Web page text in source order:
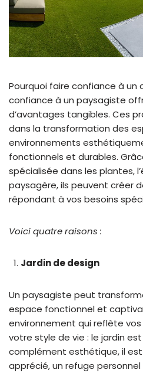
Pourquoi faire confiance à un
confiance à un paysagiste
d’avantages tangibles. Ces
dans la transformation des
environnements
fonctionnels et durables.
spécialisée dans les plantes,
paysagère, ils peuvent créer
répondant à vos besoins
Voici quatre raisons :
Jardin de design
Un paysagiste peut
espace fonctionnel et
environnement qui reflète
votre style de vie : le jardin
complément esthétique, il
apprécié, un refuge